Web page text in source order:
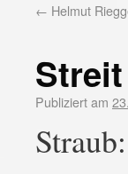
← Helmut
Publiziert am